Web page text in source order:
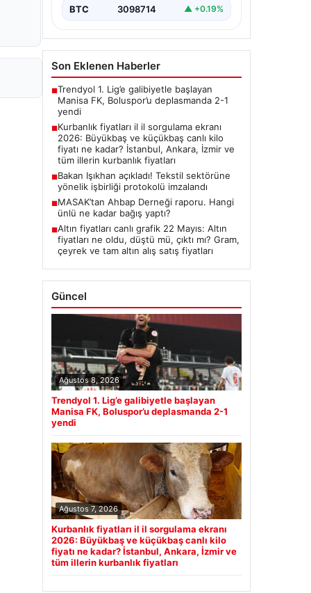
BTC 3098714 ▲ +0.19%
Son Eklenen Haberler
■Trendyol 1. Lig’e galibiyetle başlayan
Manisa FK, Boluspor’u deplasmanda 2-1
yendi
■Kurbanlık fiyatları il il sorgulama ekranı
2026: Büyükbaş ve küçükbaş canlı kilo
fiyatı ne kadar? İstanbul, Ankara, İzmir ve
tüm illerin kurbanlık fiyatları
■Bakan Işıkhan açıkladı! Tekstil sektörüne
yönelik işbirliği protokolü imzalandı
■MASAK’tan Ahbap Derneği raporu. Hangi
ünlü ne kadar bağış yaptı?
■Altın fiyatları canlı grafik 22 Mayıs: Altın
fiyatları ne oldu, düştü mü, çıktı mı? Gram,
çeyrek ve tam altın alış satış fiyatları
Güncel
Ağustos 8, 2026
Trendyol 1. Lig’e galibiyetle başlayan
Manisa FK, Boluspor’u deplasmanda 2-1
yendi
Ağustos 7, 2026
Kurbanlık fiyatları il il sorgulama ekranı
2026: Büyükbaş ve küçükbaş canlı kilo
fiyatı ne kadar? İstanbul, Ankara, İzmir ve
tüm illerin kurbanlık fiyatları